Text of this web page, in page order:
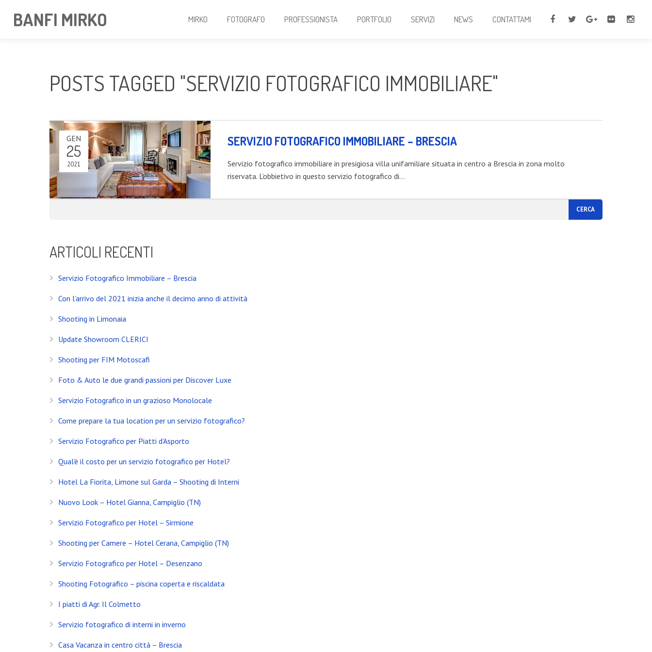
BANFI MIRKO MIRKO FOTOGRAFO PROFESSIONISTA PORTFOLIO SERVIZI NEWS CONTATTAMI
POSTS TAGGED "SERVIZIO FOTOGRAFICO IMMOBILIARE"
SERVIZIO FOTOGRAFICO IMMOBILIARE – BRESCIA
GEN
25
2021
Servizio fotografico immobiliare in presigiosa villa unifamiliare situata in centro a Brescia in zona molto
riservata. L’obbietivo in questo servizio fotografico di…
ARTICOLI RECENTI
Servizio Fotografico Immobiliare – Brescia
Con l’arrivo del 2021 inizia anche il decimo anno di attività
Shooting in Limonaia
Update Showroom CLERICI
Shooting per FIM Motoscafi
Foto & Auto le due grandi passioni per Discover Luxe
Servizio Fotografico in un grazioso Monolocale
Come prepare la tua location per un servizio fotografico?
Servizio Fotografico per Piatti d’Asporto
Qual’è il costo per un servizio fotografico per Hotel?
Hotel La Fiorita, Limone sul Garda – Shooting di Interni
Nuovo Look – Hotel Gianna, Campiglio (TN)
Servizio Fotografico per Hotel – Sirmione
Shooting per Camere – Hotel Cerana, Campiglio (TN)
Servizio Fotografico per Hotel – Desenzano
Shooting Fotografico – piscina coperta e riscaldata
I piatti di Agr. Il Colmetto
Servizio fotografico di interni in inverno
Casa Vacanza in centro città – Brescia
INSTAGRAM